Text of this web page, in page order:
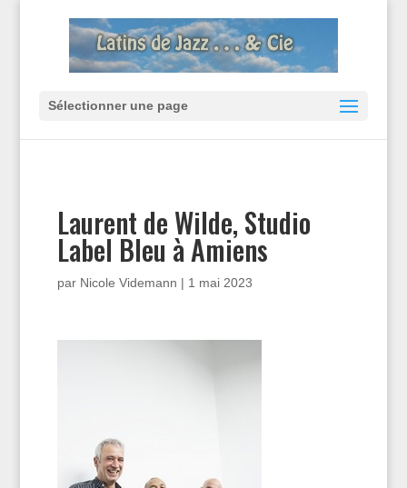
Sélectionner une page
Laurent de Wilde, Studio
Label Bleu à Amiens
par Nicole Videmann | 1 mai 2023